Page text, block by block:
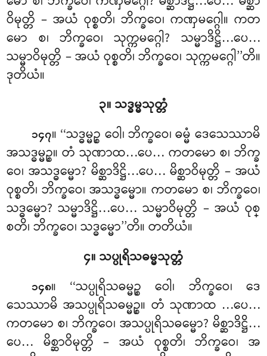
ဝိမုတ္တိ – အယံ ဝုစ္စတိ၊ ဘိက္ခဝေ၊ ကဏှမဂ္ဂေါ။ ကတ
မော စ၊ ဘိက္ခဝေ၊ သုက္ကမဂ္ဂေါ? သမ္မာဒိဋ္ဌိ…ပေ…
သမ္မာဝိမုတ္တိ – အယံ ဝုစ္စတိ၊ ဘိက္ခဝေ၊ သုက္ကမဂ္ဂေါ’’တိ။
ဒုတိယံ။
၃။ သဒ္ဓမ္မသုတ္တံ
၁၄၇။ ‘‘သဒ္ဓမ္မဉ္စ ဝေါ၊ ဘိက္ခဝေ၊ ဓမ္မံ ဒေသေဿာမိ
အသဒ္ဓမ္မဉ္စ။ တံ သုဏာထ…ပေ… ကတမော စ၊ ဘိက္ခ
ဝေ၊ အသဒ္ဓမ္မော? မိစ္ဆာဒိဋ္ဌိ…ပေ… မိစ္ဆာဝိမုတ္တိ – အယံ
ဝုစ္စတိ၊ ဘိက္ခဝေ၊ အသဒ္ဓမ္မော။ ကတမော စ၊ ဘိက္ခဝေ၊
သဒ္ဓမ္မော? သမ္မာဒိဋ္ဌိ…ပေ… သမ္မာဝိမုတ္တိ – အယံ ဝုစ္
စတိ၊ ဘိက္ခဝေ၊ သဒ္ဓမ္မော’’တိ။ တတိယံ။
၄။ သပ္ပုရိသဓမ္မသုတ္တံ
၁၄၈။ ‘‘သပ္ပုရိသဓမ္မဉ္စ ဝေါ၊ ဘိက္ခဝေ၊ ဒေ
သေဿာမိ အသပ္ပုရိသဓမ္မဉ္စ။ တံ သုဏာထ …ပေ…
ကတမော စ၊ ဘိက္ခဝေ၊ အသပ္ပုရိသဓမ္မော? မိစ္ဆာဒိဋ္ဌိ…
ပေ… မိစ္ဆာဝိမုတ္တိ – အယံ ဝုစ္စတိ၊ ဘိက္ခဝေ၊ အ